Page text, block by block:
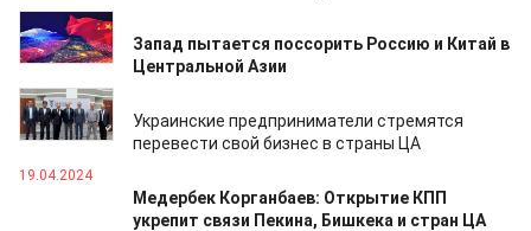
23.04.2024
Запад пытается поссорить Россию и Китай в
Центральной Азии
20.04.2024
Украинские предприниматели стремятся
перевести свой бизнес в страны ЦА
19.04.2024
Медербек Корганбаев: Открытие КПП
укрепит связи Пекина, Бишкека и стран ЦА